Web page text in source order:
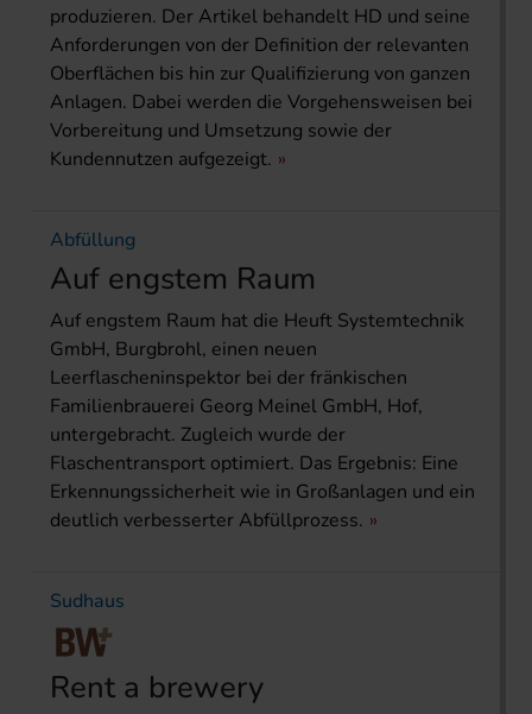
produzieren. Der Artikel behandelt HD und seine
Anforderungen von der Definition der relevanten
Oberflächen bis hin zur Qualifizierung von ganzen
Anlagen. Dabei werden die Vorgehensweisen bei
Vorbereitung und Umsetzung sowie der
Kundennutzen aufgezeigt.
Abfüllung
Auf engstem Raum
Auf engstem Raum hat die Heuft Systemtechnik
GmbH, Burgbrohl, einen neuen
Leerflascheninspektor bei der fränkischen
Familienbrauerei Georg Meinel GmbH, Hof,
untergebracht. Zugleich wurde der
Flaschentransport optimiert. Das Ergebnis: Eine
Erkennungssicherheit wie in Großanlagen und ein
deutlich verbesserter Abfüllprozess.
Sudhaus
Rent a brewery